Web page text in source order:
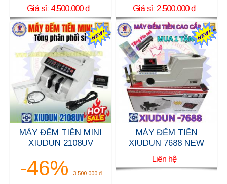
Giá sỉ: 4.500.000 đ Giá sỉ: 2.500.000 đ
MÁY ĐẾM TIỀN MINI
XIUDUN 2108UV
-46% 3.500.000 đ
MÁY ĐẾM TIỀN
XIUDUN 7688 NEW
Liên hệ